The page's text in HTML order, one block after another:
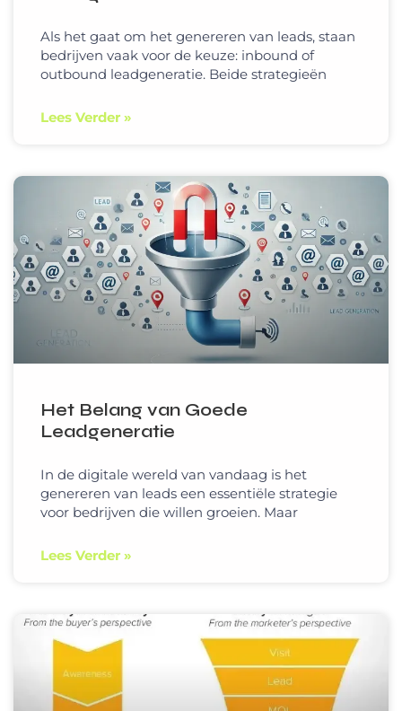
Als het gaat om het genereren van leads, staan
bedrijven vaak voor de keuze: inbound of
outbound leadgeneratie. Beide strategieën
Lees Verder »
Het Belang van Goede
Leadgeneratie
In de digitale wereld van vandaag is het
genereren van leads een essentiële strategie
voor bedrijven die willen groeien. Maar
Lees Verder »